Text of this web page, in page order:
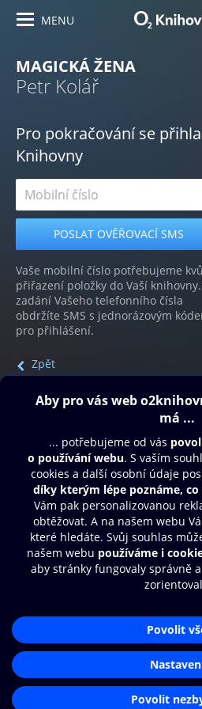
MENU
MAGICKÁ ŽENA
Petr Kolář
Pro pokračování se
Knihovny
Vaše mobilní číslo potřebujeme
přiřazení položky do Vaší
zadání Vašeho telefonního čísla
obdržíte SMS s jednorázovým
pro přihlášení.
Zpět
Obsah ke stažení
Moje O2 Knihovna
Další zábava
© O2 Czech Republic a.s.
Přístupnost
Zásady zpracování osobních údajů
Nastavení cookies
Čti a